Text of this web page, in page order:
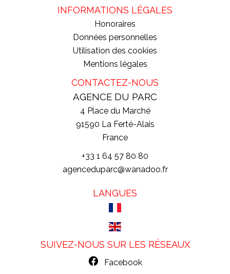
INFORMATIONS LÉGALES
Honoraires
Données personnelles
Utilisation des cookies
Mentions légales
CONTACTEZ-NOUS
AGENCE DU PARC
4 Place du Marché
91590 La Ferté-Alais
France
+33 1 64 57 80 80
agenceduparc@wanadoo.fr
LANGUES
SUIVEZ-NOUS SUR LES RÉSEAUX
Facebook